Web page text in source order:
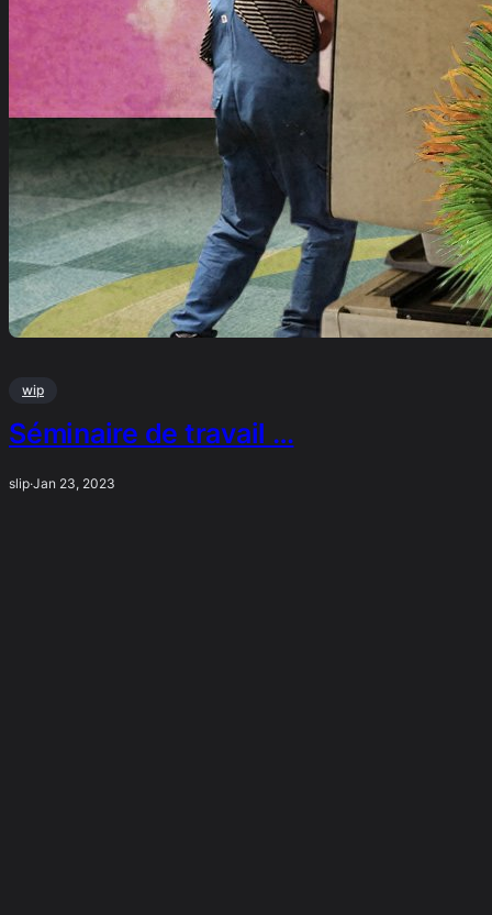
wip
Séminaire de travail …
slip·Jan 23, 2023